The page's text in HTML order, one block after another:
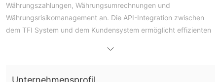
Währungszahlungen, Währungsumrechnungen und
Währungsrisikomanagement an. Die API-Integration zwischen
dem TFI System und dem Kundensystem ermöglicht effizienten
Authentication-Richtlinien zum Schutz der Kundengelder.
Unternehmensprofil